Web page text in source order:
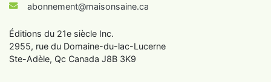
abonnement@maisonsaine.ca
Éditions du 21e siècle Inc.
2955, rue du Domaine-du-lac-Lucerne
Ste-Adèle, Qc Canada J8B 3K9